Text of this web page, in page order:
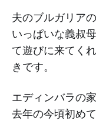
夫のブルガリア
いっぱいな義叔
て遊びに来てく
きです。
エディンバラの
去年の今頃初め